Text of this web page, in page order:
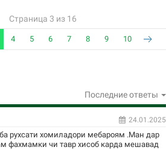
Страница 3 из 16
4 5 6 7 8 9 10
Последние ответы
24.01.2025
рухсати хомиладори мебароям .Ман дар
фахмамки чи тавр хисоб карда мешавад